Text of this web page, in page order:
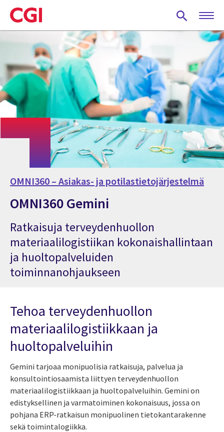
Skip
to
main
content
OMNI360 – Asiakas- ja potilastietojärjestelmä
OMNI360 Gemini
Ratkaisuja terveydenhuollon
materiaalilogistiikan kokonaishallintaan
ja huoltopalveluiden
toiminnanohjaukseen
Tehoa terveydenhuollon
materiaalilogistiikkaan ja
huoltopalveluihin
Gemini tarjoaa monipuolisia ratkaisuja, palvelua ja
konsultointiosaamista liittyen terveydenhuollon
materiaalilogistiikkaan ja huoltopalveluihin. Gemini on
edistyksellinen ja varmatoiminen kokonaisuus, jossa on
pohjana ERP-ratkaisun monipuolinen tietokantarakenne
sekä toimintalogiikka.